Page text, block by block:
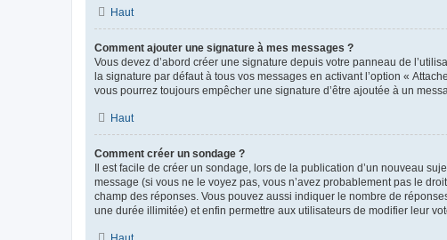
Haut
Comment ajouter une signature à mes messages ?
Vous devez d’abord créer une signature depuis votre panneau de
la signature par défaut à tous vos messages en activant l’option «
vous pourrez toujours empêcher une signature d’être ajoutée à un
Haut
Comment créer un sondage ?
Il est facile de créer un sondage, lors de la publication d’un nouveau
message (si vous ne le voyez pas, vous n’avez probablement pas le
champ des réponses. Vous pouvez aussi indiquer le nombre de
une durée illimitée) et enfin permettre aux utilisateurs de modifier leur